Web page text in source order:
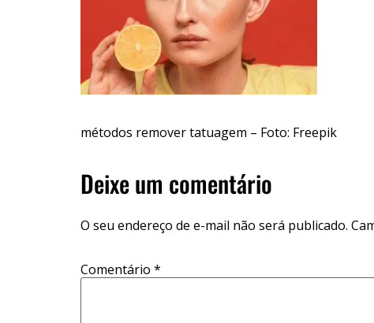
métodos remover tatuagem – Foto: Freepik
Deixe um comentário
O seu endereço de e-mail não será publicado.
Comentário *